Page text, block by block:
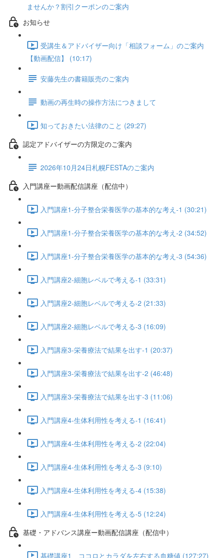
ませんか？割引クーポンのご案内
お知らせ
受講生＆アドバイザー向け「相談フォーム」のご案内
【動画配信】 (10:17)
安藤先生の書籍販売のご案内
動画の再生時の操作方法につきまして
知っておきたい法律のこと (29:27)
認定アドバイザーの方限定のご案内
2026年10月24日札幌FESTAのご案内
入門講座ー動画配信講座（配信中）
入門講座1-分子整合栄養医学の基本的な考え-1 (30:21)
入門講座1-分子整合栄養医学の基本的な考え-2 (34:52)
入門講座1-分子整合栄養医学の基本的な考え-3 (54:36)
入門講座2-細胞レベルで考える-1 (33:31)
入門講座2-細胞レベルで考える-2 (21:33)
入門講座2-細胞レベルで考える-3 (16:09)
入門講座3-栄養療法で結果を出す-1 (20:37)
入門講座3-栄養療法で結果を出す-2 (46:48)
入門講座3-栄養療法で結果を出す-3 (11:06)
入門講座4-生体利用性を考える-1 (16:41)
入門講座4-生体利用性を考える-2 (22:04)
入門講座4-生体利用性を考える-3 (9:10)
入門講座4-生体利用性を考える-4 (15:38)
入門講座4-生体利用性を考える-5 (12:24)
基礎・アドバンス講座ー動画配信講座（配信中）
基礎講座1 ココロとカラダを左右する血糖値 (127:27)